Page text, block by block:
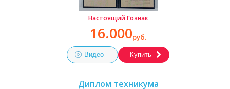
Настоящий Гознак
16.000руб.
Видео Купить
Диплом техникума